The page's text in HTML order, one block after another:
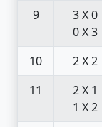
9
3 X 0
0 X 3
10 2 X 2
11
2 X 1
1 X 2